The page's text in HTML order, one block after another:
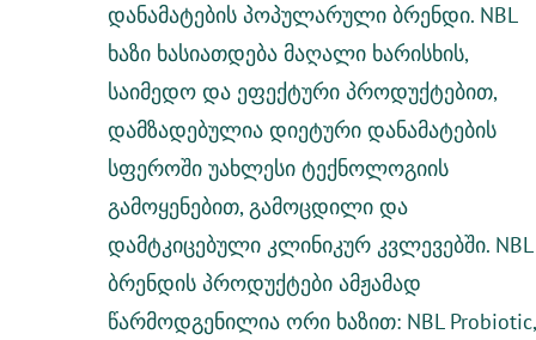
დანამატების პოპულარული ბრენდი. NBL
ხაზი ხასიათდება მაღალი ხარისხის,
საიმედო და ეფექტური პროდუქტებით,
დამზადებულია დიეტური დანამატების
სფეროში უახლესი ტექნოლოგიის
გამოყენებით, გამოცდილი და
დამტკიცებული კლინიკურ კვლევებში. NBL
ბრენდის პროდუქტები ამჟამად
წარმოდგენილიაორი ხაზით: NBL Probiotic,